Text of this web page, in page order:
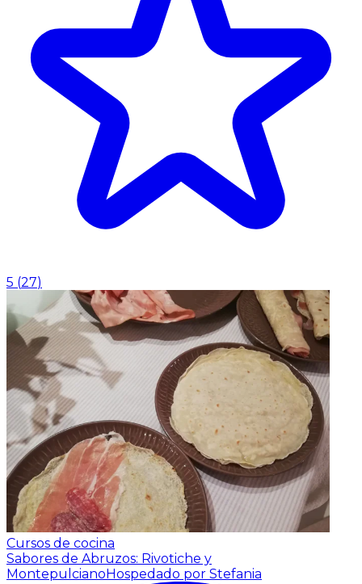
5 (27)
Cursos de cocina
Sabores de Abruzos: Rivotiche y
Montepulciano Hospedado por Stefania